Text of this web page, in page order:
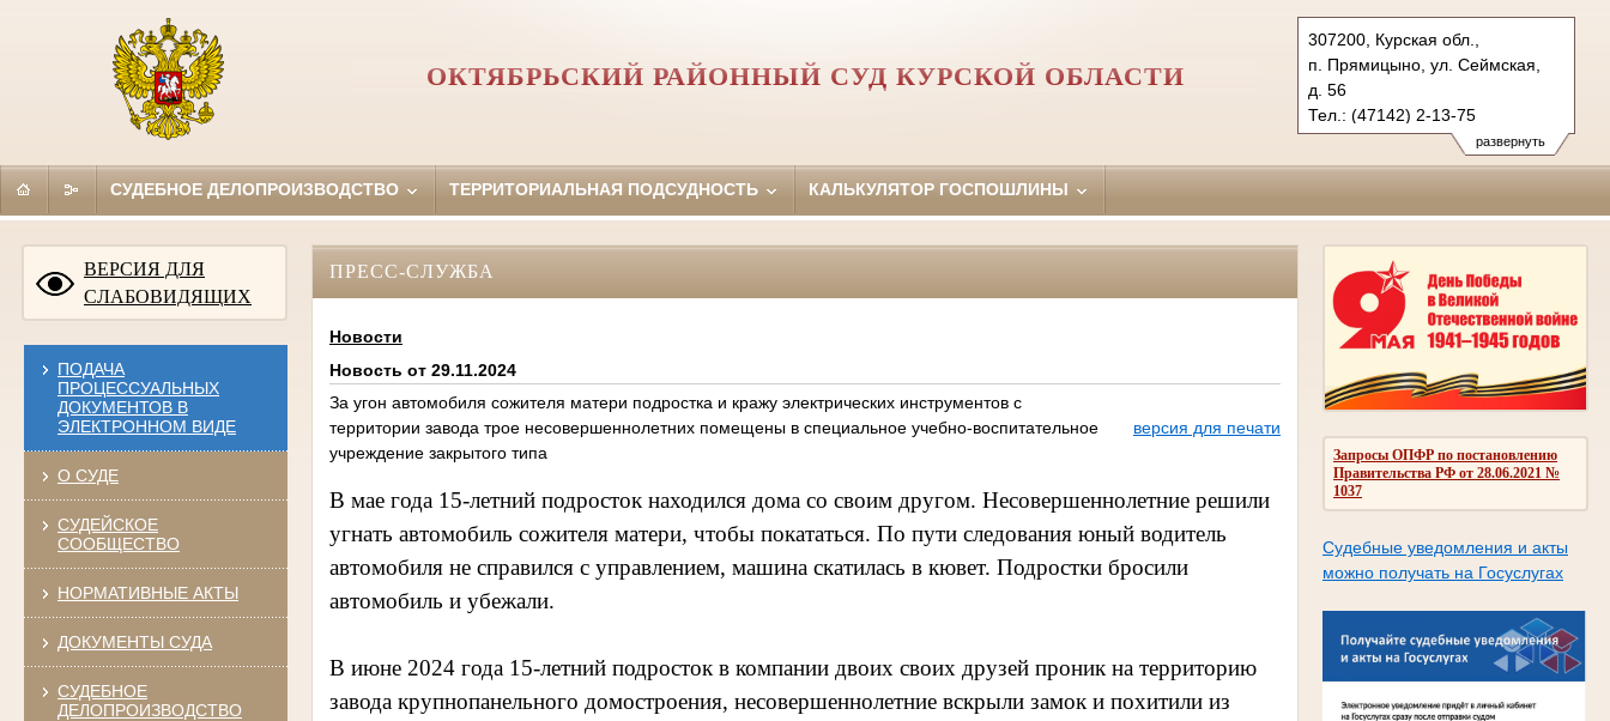
развернуть
307200, Курская обл.,
п. Прямицыно, ул. Сеймская,
д. 56
Тел.: (47142) 2-13-75
oktjabrsky.krs@sudrf.ru
ОКТЯБРЬСКИЙ РАЙОННЫЙ СУД КУРСКОЙ ОБЛАСТИ
СУДЕБНОЕ ДЕЛОПРОИЗВОДСТВО ТЕРРИТОРИАЛЬНАЯ ПОДСУДНОСТЬ КАЛЬКУЛЯТОР ГОСПОШЛИНЫ
ВЕРСИЯ ДЛЯ
СЛАБОВИДЯЩИХ
ПОДАЧА
ПРОЦЕССУАЛЬНЫХ
ДОКУМЕНТОВ В
ЭЛЕКТРОННОМ ВИДЕ
О СУДЕ
СУДЕЙСКОЕ
СООБЩЕСТВО
НОРМАТИВНЫЕ АКТЫ
ДОКУМЕНТЫ СУДА
СУДЕБНОЕ
ДЕЛОПРОИЗВОДСТВО
Запросы ОПФР по постановлению
Правительства РФ от 28.06.2021 №
1037
Судебные уведомления и акты
можно получать на Госуслугах
ПРЕСС-СЛУЖБА
Новости
Новость от 29.11.2024
За угон автомобиля сожителя матери подростка и кражу электрических инструментов с
территории завода трое несовершеннолетних помещены в специальное учебно-воспитательное
учреждение закрытого типа
версия для печати
В мае года 15-летний подросток находился дома со своим другом. Несовершеннолетние решили
угнать автомобиль сожителя матери, чтобыпокататься. По пути следования юный водитель
автомобиля не справился с управлением, машина скатилась в кювет. Подростки бросили
автомобиль и убежали.
В июне 2024 года 15-летний подросток в компании двоих своих друзей проник на территорию
завода крупнопанельного домостроения, несовершеннолетние вскрыли замок и похитили из